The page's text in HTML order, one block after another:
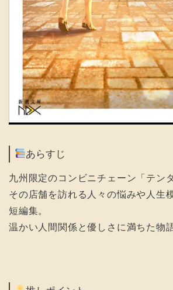
あらすじ
九州限定のコンビニチェーン「テン
その店舗を訪れる人々の悩みや人生
短編集。
温かい人間関係と優しさに満ちた物語